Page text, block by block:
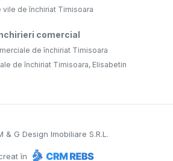
vile de închiriat Timisoara
comercial
de închiriat Timisoara
de închiriat Timisoara, Elisabetin
& G Design Imobiliare S.R.L.
în